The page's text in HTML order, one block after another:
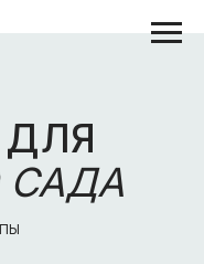
САДА